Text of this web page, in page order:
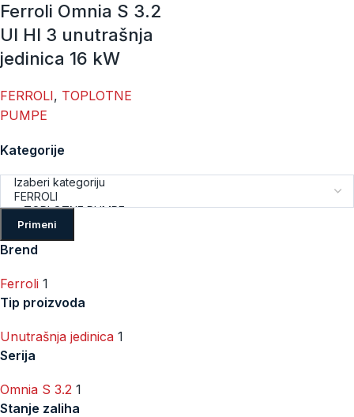
Kategorije
Primeni
Brend
Ferroli 1
Tip proizvoda
Unutrašnja jedinica 1
Serija
Omnia S 3.2 1
Stanje zaliha
Ferroli Omnia S 3.2
UI HI 3 unutrašnja
jedinica 16 kW
FERROLI, TOPLOTNE
PUMPE